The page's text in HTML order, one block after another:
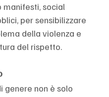
manifesti, social
per sensibilizzare
della violenza e
del rispetto.
genere non è solo